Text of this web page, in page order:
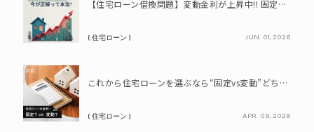
【住宅ローン借換問題】変動金利が上昇中!! 固定に借り換えるなら今が正解って本当? シミュレーションで比較してみよう
( 住宅ローン ) JUN. 01, 2026
PR
これから住宅ローンを選ぶなら“固定vs変動”どちらが正解? 9割が利用したいと答えた「いま決めなくてもいい」ローンとは!?
( 住宅ローン ) APR. 09, 2026